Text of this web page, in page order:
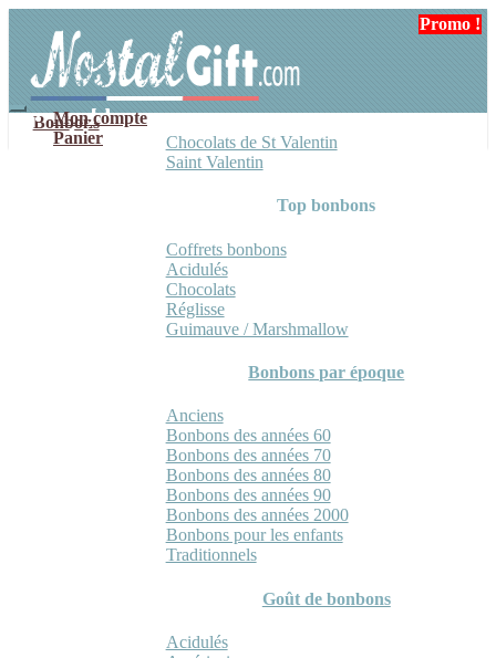
navigation
contenu
Mon compte
Panier
Bonbons
Chocolats de St Valentin
Saint Valentin
Top bonbons
Coffrets bonbons
Acidulés
Chocolats
Réglisse
Guimauve / Marshmallow
Bonbons par époque
Anciens
Bonbons des années 60
Bonbons des années 70
Bonbons des années 80
Bonbons des années 90
Bonbons des années 2000
Bonbons pour les enfants
Traditionnels
Goût de bonbons
Acidulés
Promo !